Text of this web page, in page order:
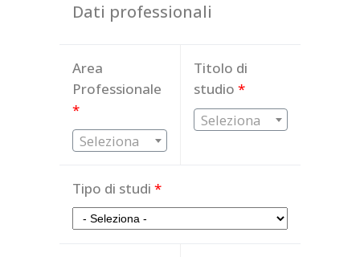
Dati professionali
Area
Professionale
*
Seleziona
Titolo di
studio *
Seleziona
Tipo di studi *